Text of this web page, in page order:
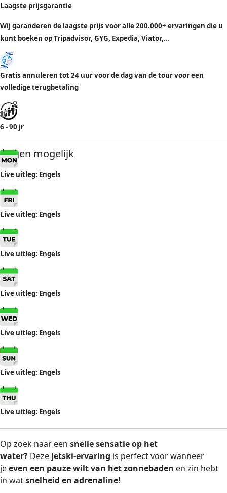
Laagste prijsgarantie
Wij garanderen de laagste prijs voor alle 200.000+ ervaringen die u
kunt boeken op Tripadvisor, GYG, Expedia, Viator,...
Gratis annuleren tot 24 uur voor de dag van de tour voor een
volledige terugbetaling
6 - 90 jr
Dagen mogelijk
Live uitleg: Engels
Live uitleg: Engels
Live uitleg: Engels
Live uitleg: Engels
Live uitleg: Engels
Live uitleg: Engels
Live uitleg: Engels
Op zoek naar een snelle sensatie op het
water? Deze jetski-ervaring is perfect voor wanneer
jeeven een pauze wilt van het zonnebaden en zin hebt
in watsnelheid en adrenaline!